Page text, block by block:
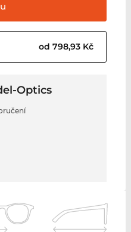
od 798,93 Kč
Optics